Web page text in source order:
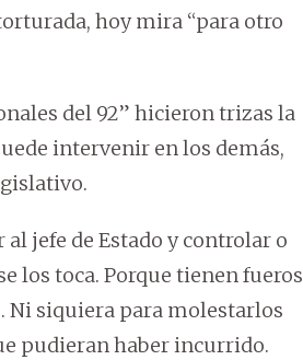
hoy mira “para otro
del 92” hicieron trizas la
intervenir en los demás,
jefe de Estado y controlar o
los toca. Porque tienen fueros
Ni siquiera para molestarlos
pudieran haber incurrido.